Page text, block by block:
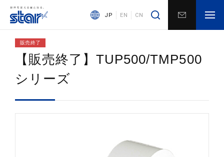
JP EN CN
販売終了
【販売終了】TUP500/TMP500
シリーズ